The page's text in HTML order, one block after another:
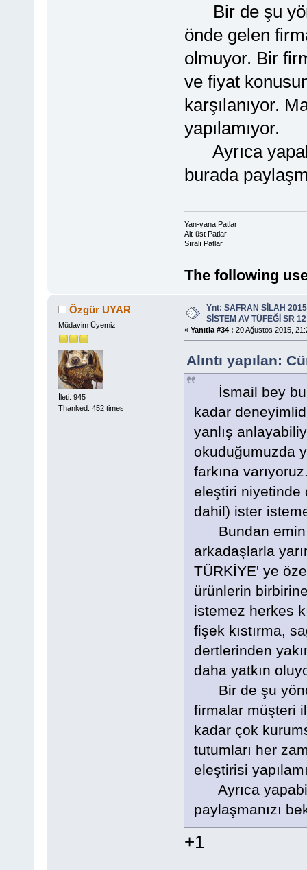
Bir de şu
önde gelen
olmuyor. Bir
ve fiyat
karşılanıyor.
yapılamıyor.
Ayrıca
burada
Yan-yana Patlar
Alt-üst Patlar
Sıralı Patlar
The following
Özgür UYAR
Müdavim Üyemiz
İleti: 945
Thanked: 452 times
Ynt: SAFRAN SİLAH
SİSTEM AV TÜFEĞİ SR 12
« Yanıtla #34 : 20 Ağustos 2015,
Alıntı yapılan:
İsmail bey
kadar
yanlış
okuduğumuzda
farkına
eleştiri niyetinde
dahil) ister
Bundan emin
arkadaşlarla
TÜRKİYE' ye
ürünlerin
istemez herkes
fişek kıstırma,
dertlerinden
daha yatkın
Bir de şu
firmalar müşteri
kadar çok
tutumları her
eleştirisi
Ayrıca
paylaşmanızı
+1